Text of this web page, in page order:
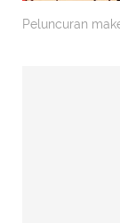
Peluncuran